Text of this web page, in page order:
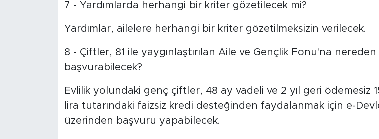
7 - Yardımlarda herhangi bir kriter gözetilecek mi?
Yardımlar, ailelere herhangi bir kriter gözetilmeksizin verilecek.
8 - Çiftler, 81 ile yaygınlaştırılan Aile ve Gençlik Fonu'na nereden
başvurabilecek?
Evlilik yolundaki genç çiftler, 48 ay vadeli ve 2 yıl geri ödemesiz
lira tutarındaki faizsiz kredi desteğinden faydalanmak için e-
üzerinden başvuru yapabilecek.